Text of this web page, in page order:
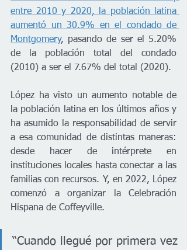
entre 2010 y 2020, la población latina
aumentó un 30.9% en el condado de
Montgomery, pasando de ser el 5.20%
de la población total del condado
(2010) a ser el 7.67% del total (2020).
López ha visto un aumento notable de
la población latina en los últimos años y
ha asumido la responsabilidad de servir
a esa comunidad de distintas maneras:
desde hacer de intérprete en
instituciones locales hasta conectar a las
familias con recursos. Y, en 2022, López
comenzó a organizar la Celebración
Hispana de Coffeyville.
“Cuando llegué por primera vez